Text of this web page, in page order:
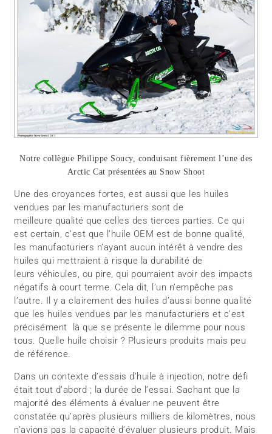
Notre collègue Philippe Soucy, conduisant fièrement l’une des
Arctic Cat présentées au Snow Shoot
Une des croyances fortes, est aussi que les huiles
vendues par les manufacturiers sont de
meilleure qualité que celles des tierces parties. Ce qui
est certain, c’est que l’huile OEM est de bonne qualité,
les manufacturiers n’ayant aucun intérêt à vendre des
huiles qui mettraient à risque la durabilité de
leurs véhicules, ou pire, qui pourraient avoir des impacts
négatifs à court terme. Cela dit, l’un n’empêche pas
l’autre. Il y a clairement des huiles d’aussi bonne qualité
que les huiles vendues par les manufacturiers et c’est
précisément là que se présente le dilemme pour nous
tous. Quelle huile choisir ? Plusieurs produits mais peu
de référence.
Dans un contexte d’essais d’huile à injection, notre défi
était tout d’abord ; la durée de l’essai. Sachant que la
majorité des éléments à évaluer ne peuvent être
constatée qu’après plusieurs milliers de kilomètres, nous
n’avions pas la capacité d’évaluer plusieurs produit. Mais